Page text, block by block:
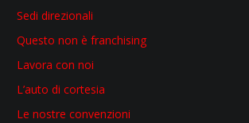
Sedi direzionali
Questo non è franchising
Lavora con noi
L’auto di cortesia
Le nostre convenzioni